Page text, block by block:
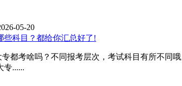
05-20
些科目？都给你汇总好了!
考啥吗？不同报考层次，考试科目有所不同
......